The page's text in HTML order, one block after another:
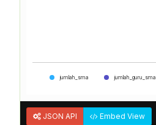
jumlah_sma jumlah_guru_sma
JSON API
Embed View